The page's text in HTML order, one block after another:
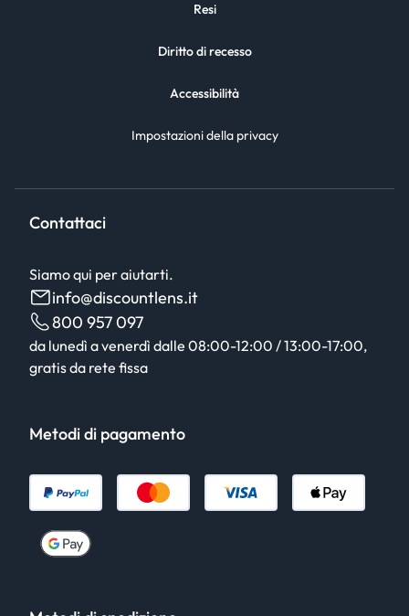
Resi
Diritto di recesso
Accessibilità
Impostazioni della privacy
Contattaci
Siamo qui per aiutarti.
info@discountlens.it
800 957 097
da lunedì a venerdì dalle 08:00-12:00 / 13:00-17:00,
gratis da rete fissa
Metodi di pagamento